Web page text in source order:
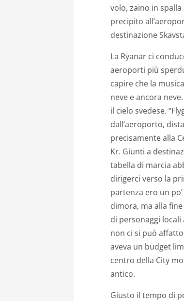
volo, zaino in
precipito
destinazione
La Ryanar ci
aeroporti più
capire che la
neve e ancora
il cielo svedese.
dall’aeroporto,
precisamente alla
Kr. Giunti a
tabella di marcia
dirigerci verso la
partenza ero un
dimora, ma alla
di personaggi
non ci si può
aveva un budget
centro della City
antico.
Giusto il tempo di